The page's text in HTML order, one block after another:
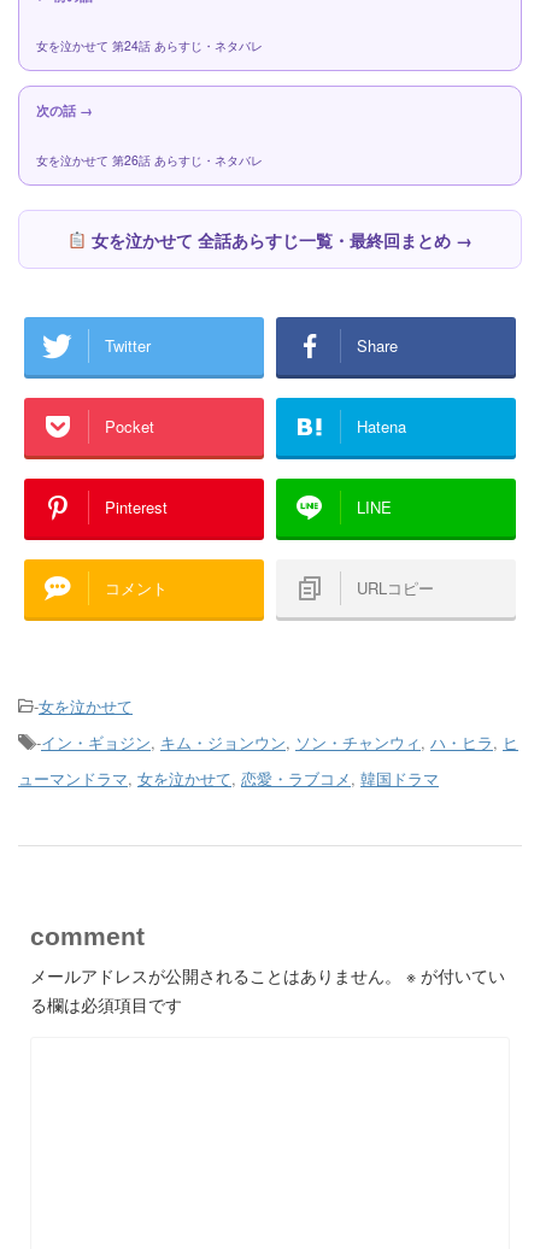
女を泣かせて 第24話 あらすじ・ネタバレ
次の話 →
女を泣かせて 第26話 あらすじ・ネタバレ
女を泣かせて 全話あらすじ一覧・最終回まとめ →
Twitter Share
Pocket Hatena
Pinterest LINE
コメント URLコピー
-女を泣かせて
-イン・ギョジン, キム・ジョンウン, ソン・チャンウィ, ハ・ヒラ, ヒ
ューマンドラマ, 女を泣かせて, 恋愛・ラブコメ, 韓国ドラマ
comment
メールアドレスが公開されることはありません。 ※ が付いてい
る欄は必須項目です